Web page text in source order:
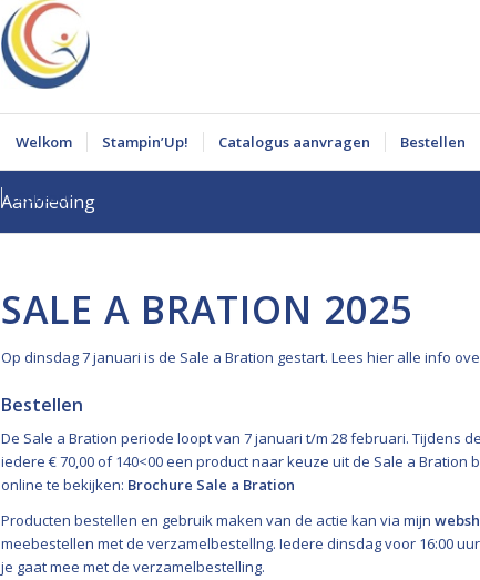
Welkom Stampin’Up! Catalogus aanvragen Bestellen
Contact
Aanbieding
SALE A BRATION 2025
Op dinsdag 7 januari is de Sale a Bration gestart. Lees hier alle info
Bestellen
De Sale a Bration periode loopt van 7 januari t/m 28 februari. Tijdens
iedere € 70,00 of 140<00 een product naar keuze uit de Sale a Bration
online te bekijken: Brochure Sale a Bration
Producten bestellen en gebruik maken van de actie kan via mijn
meebestellen met de verzamelbestellng. Iedere dinsdag voor 16:00
je gaat mee met de verzamelbestelling.